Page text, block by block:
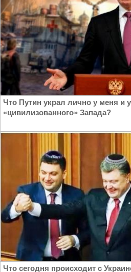
Что Путин украл лично у меня и
«цивилизованного» Запада?
Что сегодня происходит с